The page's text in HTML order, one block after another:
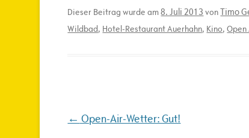
Dieser Beitrag wurde am8. Juli 2013 vonTimo
Wildbad, Hotel-Restaurant Auerhahn, Kino,Open
Beitragsnavigation
← Open-Air-Wetter: Gut!